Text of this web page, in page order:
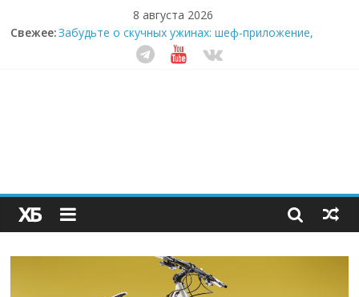
8 августа 2026
Свежее:Забудьте о скучных ужинах: шеф-приложение,
которое видит вашу еду насквозь
Небо зовёт: как бизнес на полётах дронов и
Секрет супергидратации: почему кокосовая вода с
пребиотиками становится главным трендом
здорового питания